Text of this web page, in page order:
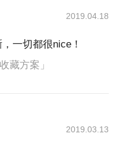
2019.04.18
一切都很nice！
藏方案」
2019.03.13